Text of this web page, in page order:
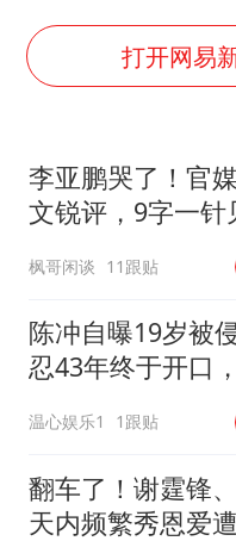
老
白
黄
打开网易
李亚鹏哭了！官
文锐评，9字一针
枫哥闲谈 11跟贴
陈冲自曝19岁被
忍43年终于开口
温心娱乐1 1跟贴
翻车了！谢霆锋
天内频繁秀恩爱